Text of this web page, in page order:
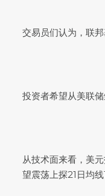
交易员们认为，联
投资者希望从美联
从技术面来看， 美
望震荡上探21日均